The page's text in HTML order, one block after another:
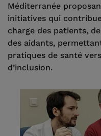
Méditerranée
initiatives qui
charge des patients,
des aidants,
pratiques de santé
d’inclusion.